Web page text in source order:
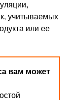
учитываемых
или ее
вам может